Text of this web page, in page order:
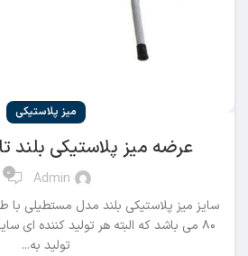
میز پلاستیکی
عرضه میز پلاستیکی بلند
Admin
0
۸۰ می باشد که البته هر تولید کننده ای
تولید به...